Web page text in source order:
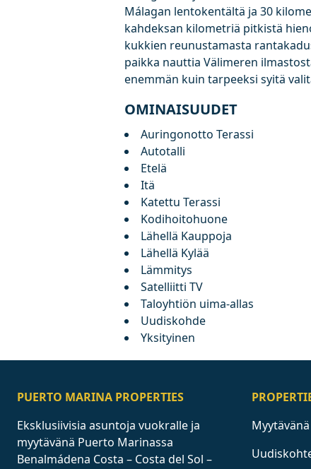
Málagan lentokentältä ja 30
kahdeksan kilometriä pitkistä
kukkien reunustamasta
paikka nauttia Välimeren
enemmän kuin tarpeeksi syitä
OMINAISUUDET
Auringonotto Terassi
Autotalli
Etelä
Itä
Katettu Terassi
Kodihoitohuone
Lähellä Kauppoja
Lähellä Kylää
Lämmitys
Satelliitti TV
Taloyhtiön uima-allas
Uudiskohde
Yksityinen
PUERTO MARINA PROPERTIES
Eksklusiivisia asuntoja vuokralle ja
myytävänä Puerto Marinassa
Benalmádena Costa – Costa del Sol –
Myytävänä